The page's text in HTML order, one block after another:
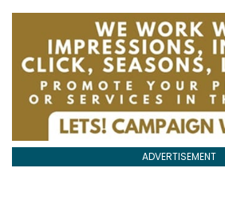
ADVERTISEMENT